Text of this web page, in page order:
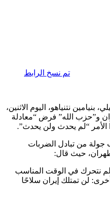
تم نسخ الرابط
بنيامين نتنياهو، اليوم الاثنين،
و”حزب الله” فرض “معادلة
الأمر “لم يحدث ولن يحدث”.
جولة من تبادل الضربات
حيث قال:
لم نتحرك في الوقت المناسب
أخرى: لن تمتلك إيران سلاحًا